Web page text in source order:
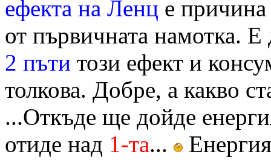
ефекта на Ленц е причина
от първичната намотка.
2 пъти този ефект и
толкова. Добре, а какво
...Откъде ще дойде
отиде над 1-та...